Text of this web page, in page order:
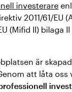
investerare
2011/61/EU
(Mifid II) bilaga
är
att låta oss